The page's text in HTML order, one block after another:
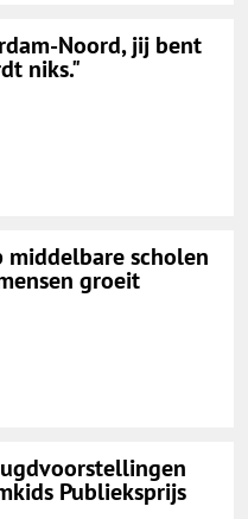
Noord, jij bent
niks."
middelbare scholen
groeit
Publieksprijs